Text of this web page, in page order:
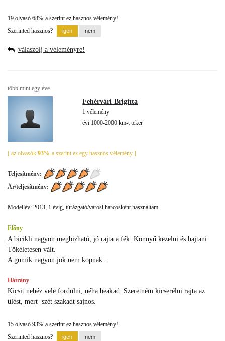
19 olvasó 68%-a szerint ez hasznos vélemény!
Szerinted hasznos?
válaszolj a véleményre!
több mint egy éve
Fehérvári Brigitta
1 vélemény
évi 1000-2000 km-t teker
[ az olvasók 93%-a szerint ez egy hasznos vélemény ]
Teljesítmény:
Ár/teljesítmény:
Modellév: 2013, 1 évig, túrázgató/városi harcosként használtam
Előny
A bicikli nagyon megbizható, jó rajta a fék. Könnyű kezelni és hajtani.
Tökéletesen vált.
A gumik nagyon jok nem kopnak .
Hátrány
Kicsit nehéz vele fordulni, néha beakad. Szeretném kicserélni rajta az
ülést, mert szét szakadt sajnos.
15 olvasó 93%-a szerint ez hasznos vélemény!
Szerinted hasznos?